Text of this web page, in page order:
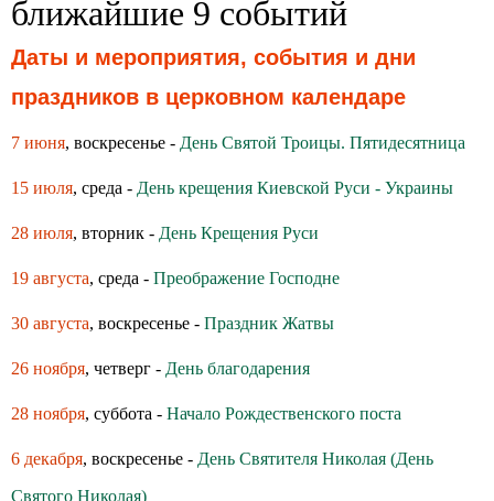
ближайшие 9 событий
Даты и мероприятия, события и дни
праздников в церковном календаре
7 июня, воскресенье - День Святой Троицы. Пятидесятница
15 июля, среда - День крещения Киевской Руси - Украины
28 июля, вторник - День Крещения Руси
19 августа, среда - Преображение Господне
30 августа, воскресенье - Праздник Жатвы
26 ноября, четверг - День благодарения
28 ноября, суббота - Начало Рождественского поста
6 декабря, воскресенье - День Святителя Николая (День
Святого Николая)